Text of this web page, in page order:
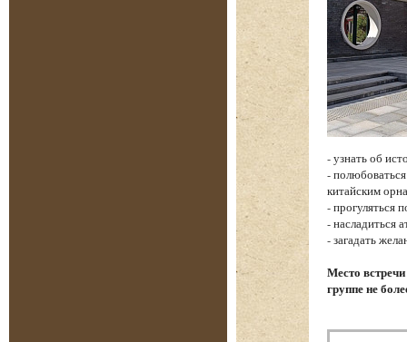
- узнать об
-
китайским
- прогуляться
- насладиться
- загадать
Место
группе не